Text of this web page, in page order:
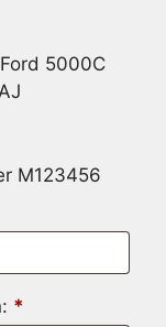
5000C
M123456
*